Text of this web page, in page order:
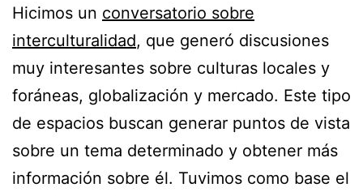
Hicimos un conversatorio sobre
interculturalidad, que generó discusiones
muy interesantes sobre culturas locales y
foráneas, globalización y mercado. Este tipo
de espacios buscan generar puntos de vista
sobre un tema determinado y obtener más
información sobre él. Tuvimos como base el